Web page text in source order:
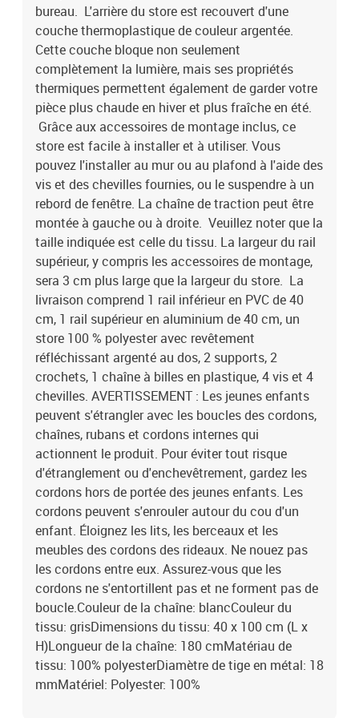
bureau. L'arrière du store est recouvert d'une
couche thermoplastique de couleur argentée.
Cette couche bloque non seulement
complètement la lumière, mais ses propriétés
thermiques permettent également de garder votre
pièce plus chaude en hiver et plus fraîche en été.
Grâce aux accessoires de montage inclus, ce
store est facile à installer et à utiliser. Vous
pouvez l'installer au mur ou au plafond à l'aide des
vis et des chevilles fournies, ou le suspendre à un
rebord de fenêtre. La chaîne de traction peut être
montée à gauche ou à droite. Veuillez noter que la
taille indiquée est celle du tissu. La largeur du rail
supérieur, y compris les accessoires de montage,
sera 3 cm plus large que la largeur du store. La
livraison comprend 1 rail inférieur en PVC de 40
cm, 1 rail supérieur en aluminium de 40 cm, un
store 100 % polyester avec revêtement
réfléchissant argenté au dos, 2 supports, 2
crochets, 1 chaîne à billes en plastique, 4 vis et 4
chevilles. AVERTISSEMENT : Les jeunes enfants
peuvent s'étrangler avec les boucles des cordons,
chaînes, rubans et cordons internes qui
actionnent le produit. Pour éviter tout risque
d'étranglement ou d'enchevêtrement, gardez les
cordons hors de portée des jeunes enfants. Les
cordons peuvent s'enrouler autour du cou d'un
enfant. Éloignez les lits, les berceaux et les
meubles des cordons des rideaux. Ne nouez pas
les cordons entre eux. Assurez-vous que les
cordons ne s'entortillent pas et ne forment pas de
boucle.Couleur de la chaîne: blancCouleur du
tissu: grisDimensions du tissu: 40 x 100 cm (L x
H)Longueur de la chaîne: 180 cmMatériau de
tissu: 100% polyesterDiamètre de tige en métal: 18
mmMatériel: Polyester: 100%